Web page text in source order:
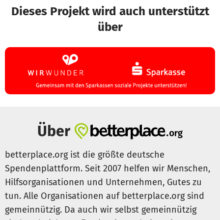
unseren Beachplatz.
Dieses Projekt wird auch unterstützt
über
Über
betterplace.org ist die größte deutsche
Spendenplattform. Seit 2007 helfen wir Menschen,
Hilfsorganisationen und Unternehmen, Gutes zu
tun. Alle Organisationen auf betterplace.org sind
gemeinnützig. Da auch wir selbst gemeinnützig